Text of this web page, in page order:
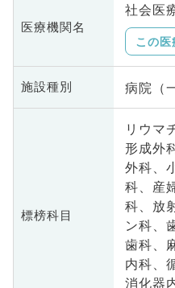
医療機関名
社会医
この医
施設種別 病院（
標榜科目
リウマ
形成外
外科、
科、産
科、放
ン科、
歯科、
内科、
消化器